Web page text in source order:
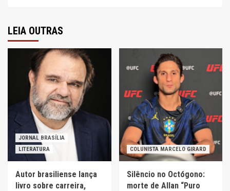
LEIA OUTRAS
JORNAL BRASÍLIA
LITERATURA
Autor brasiliense lança
livro sobre carreira,
COLUNISTA MARCELO GIRARD
Silêncio no Octógono:
morte de Allan “Puro